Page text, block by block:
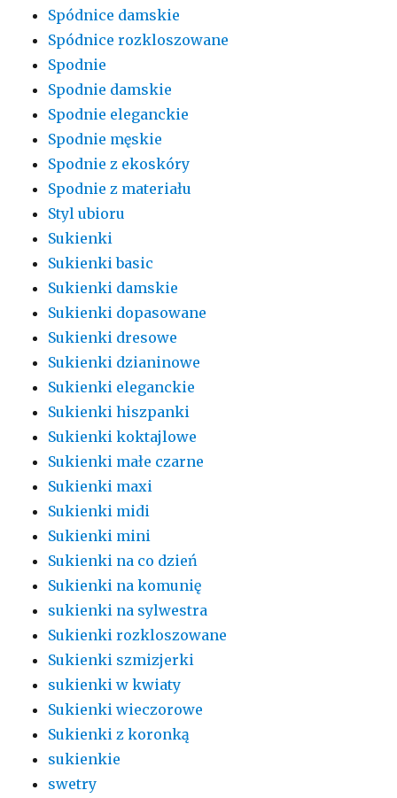
Spódnice damskie
Spódnice rozkloszowane
Spodnie
Spodnie damskie
Spodnie eleganckie
Spodnie męskie
Spodnie z ekoskóry
Spodnie z materiału
Styl ubioru
Sukienki
Sukienki basic
Sukienki damskie
Sukienki dopasowane
Sukienki dresowe
Sukienki dzianinowe
Sukienki eleganckie
Sukienki hiszpanki
Sukienki koktajlowe
Sukienki małe czarne
Sukienki maxi
Sukienki midi
Sukienki mini
Sukienki na co dzień
Sukienki na komunię
sukienki na sylwestra
Sukienki rozkloszowane
Sukienki szmizjerki
sukienki w kwiaty
Sukienki wieczorowe
Sukienki z koronką
sukienkie
swetry